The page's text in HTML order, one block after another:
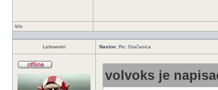
Vrh
Lebowski Naslov: Re: Gračanica
volvoks je